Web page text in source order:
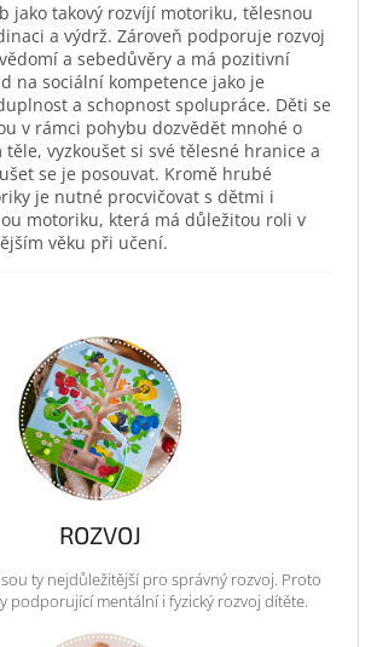
jako takový rozvíjí motoriku, tělesnou
a výdrž. Zároveň podporuje rozvoj
a sebedůvěry a má pozitivní
na sociální kompetence jako je
a schopnost spolupráce. Děti se
v rámci pohybu dozvědět mnohé o
těle, vyzkoušet si své tělesné hranice a
se je posouvat. Kromě hrubé
je nutné procvičovat s dětmi i
motoriku, která má důležitou roli v
věku při učení.
ROZVOJ
ty nejdůležitější pro správný rozvoj. Proto
podporující mentální i fyzický rozvoj dítěte.